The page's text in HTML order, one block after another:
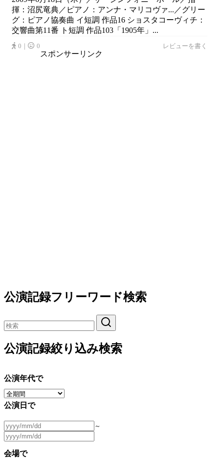
揮：沼尻竜典／ピアノ：アンナ・マリコヴァ...／グリー
グ：ピアノ協奏曲 イ短調 作品16 ショスタコーヴィチ：
交響曲第11番 ト短調 作品103「1905年」...
0｜ 0 レビューを書く
スポンサーリンク
公演記録フリーワード検索
公演記録絞り込み検索
公演年代で
公演日で
～
会場で